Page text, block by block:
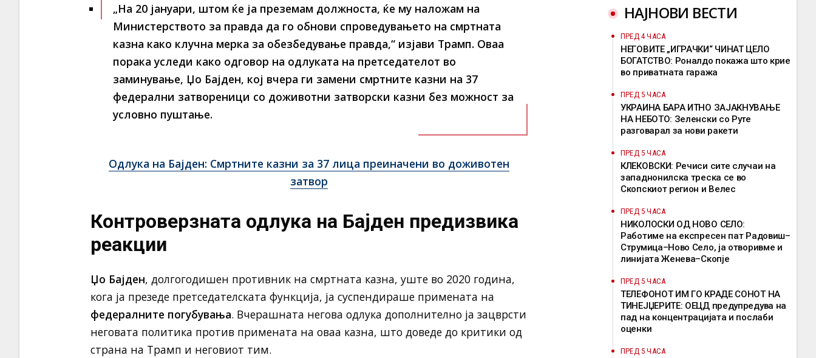
„На 20 јануари, штом ќе ја преземам должноста, ќе му наложам на
Министерството за правда да го обнови спроведувањето на смртната
казна како клучна мерка за обезбедување правда,“ изјави Трамп. Оваа
порака уследи како одговор на одлуката на претседателот во
заминување, Џо Бајден, кој вчера ги замени смртните казни на 37
федерални затвореници со доживотни затворски казни без можност за
условно пуштање.
Одлука на Бајден: Смртните казни за 37 лица преиначени во доживотен
затвор
Контроверзната одлука на Бајден предизвика
реакции
Џо Бајден, долгогодишен противник на смртната казна, уште во 2020 година,
кога ја презеде претседателската функција, ја суспендираше примената на
федералните погубувања. Вчерашната негова одлука дополнително ја зацврсти
неговата политика против примената на оваа казна, што доведе до критики од
страна на Трамп и неговиот тим.
НАЈНОВИ ВЕСТИ
ПРЕД 4 ЧАСА
НЕГОВИТЕ „ИГРАЧКИ“ ЧИНАТ ЦЕЛО
БОГАТСТВО: Роналдо покажа што крие
во приватната гаража
ПРЕД 5 ЧАСА
УКРАИНА БАРА ИТНО ЗАЈАКНУВАЊЕ
НА НЕБОТО: Зеленски со Руте
разговарал за нови ракети
ПРЕД 5 ЧАСА
КЛЕКОВСКИ: Речиси сите случаи на
западнонилска треска се во
Скопскиот регион и Велес
ПРЕД 5 ЧАСА
НИКОЛОСКИ ОД НОВО СЕЛО:
Работиме на експресен пат Радовиш–
Струмица–Ново Село, ја отворивме и
линијата Женева–Скопје
ПРЕД 5 ЧАСА
ТЕЛЕФОНОТ ИМ ГО КРАДЕ СОНОТ НА
ТИНЕЈЏЕРИТЕ: ОЕЦД предупредува на
пад на концентрацијата и послаби
оценки
ПРЕД 5 ЧАСА